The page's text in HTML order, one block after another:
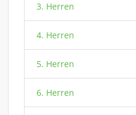
3. Herren
4. Herren
5. Herren
6. Herren